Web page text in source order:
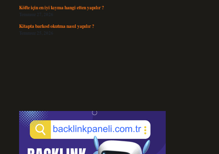
Köfte için en iyi kıyma hangi etten yapılır ?
Temmuz 27, 2026
Kitapta barkod okutma nasıl yapılır ?
Temmuz 25, 2026